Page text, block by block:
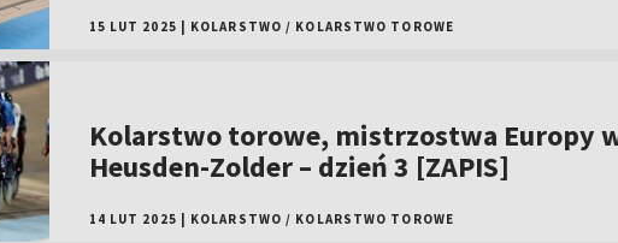
15 LUT 2025 KOLARSTWO / KOLARSTWO TOROWE
Kolarstwo torowe, mistrzostwa Europy
Heusden-Zolder – dzień 3 [ZAPIS]
14 LUT 2025 KOLARSTWO / KOLARSTWO TOROWE